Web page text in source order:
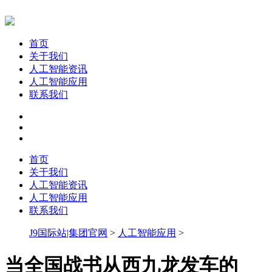
首页
关于我们
人工智能资讯
人工智能应用
联系我们
首页
关于我们
人工智能资讯
人工智能应用
联系我们
J9国际站|集团官网 > 人工智能应用 >
当全国战书从西九龙发车的